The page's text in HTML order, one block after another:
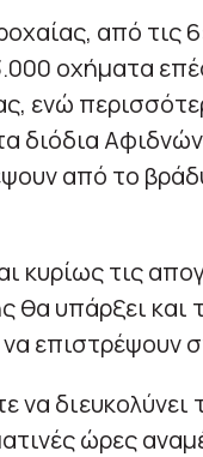
από τις
οχήματα
ενώ
διόδια
από το
τις
θα υπάρξει και
επιστρέψουν
να
ώρες